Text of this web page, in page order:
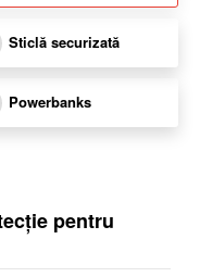
Sticlă securizată
Powerbanks
pentru